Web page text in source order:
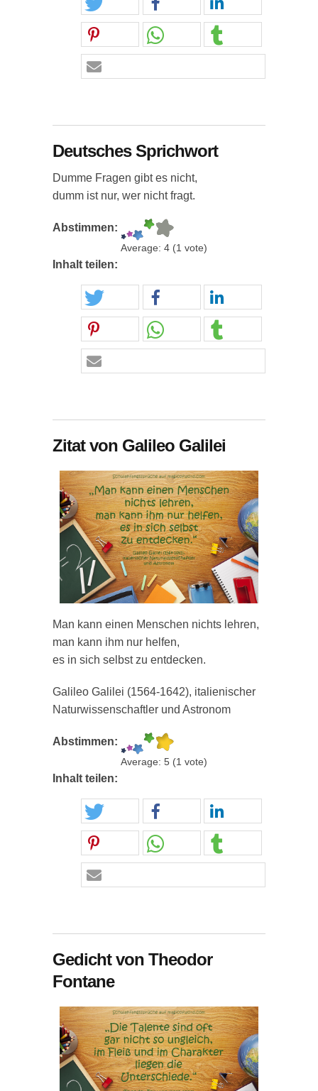
Deutsches Sprichwort
Dumme Fragen gibt es nicht,
dumm ist nur, wer nicht fragt.
Abstimmen:
Average: 4 (1 vote)
Inhalt teilen:
Zitat von Galileo Galilei
Man kann einen Menschen nichts lehren,
man kann ihm nur helfen,
es in sich selbst zu entdecken.
Galileo Galilei (1564-1642), italienischer
Naturwissenschaftler und Astronom
Abstimmen:
Average: 5 (1 vote)
Inhalt teilen:
Gedicht von Theodor
Fontane